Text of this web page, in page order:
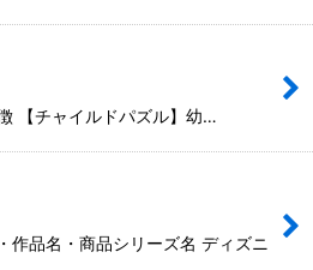
【チャイルドパズル】幼…
品名・商品シリーズ名 ディズニ